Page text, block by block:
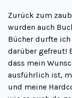
Zurück zum
wurden auch
Bücher durfte
darüber gefreut!
dass mein
ausführlich ist,
und meine